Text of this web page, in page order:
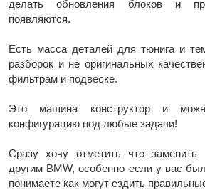
делать обновления блоков и
появляются.
Есть масса деталей для тюнига и
разборок и не оригинальных
фильтрам и подвеске.
Это машина конструктор и
конфигурацию под любые задачи!
Сразу хочу отметить что
другим BMW, особенно если у вас
понимаете как могут ездить